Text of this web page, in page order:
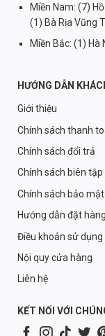
Miền Nam: (7)
(1) Bà Rịa Vũng
Miền Bắc: (1) Hà
HƯỚNG DẪN
Giới thiệu
Chính sách thanh
Chính sách đổi trả
Chính sách biên tập
Chính sách bảo mật
Hướng dẫn đặt hàng
Điều khoản sử dụng
Nội quy cửa hàng
Liên hệ
KẾT NỐI VỚI